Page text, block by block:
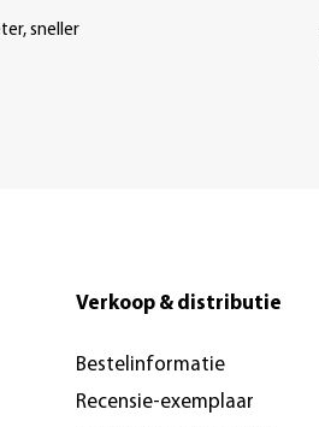
sneller
Verkoop & distributie
Bestelinformatie
Recensie-exemplaar